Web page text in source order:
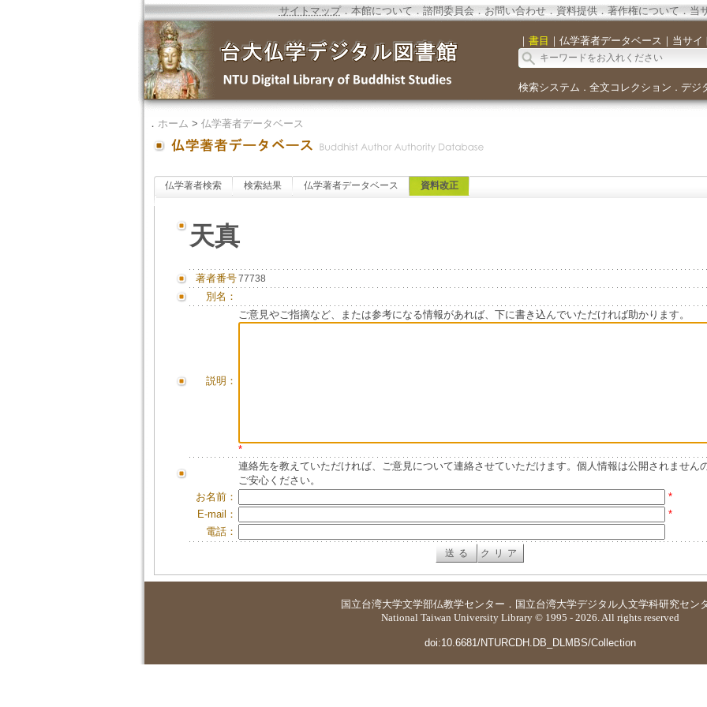
サイトマップ．本館について．諮問委員会． お問い合わせ． 資料提供．著作権について．当
｜ 書目 ｜ 仏学著者データベース ｜ 当サイ
検索システム ． 全文コレクション ． デジ
． ホーム > 仏学著者データベース
仏学著者検索 検索結果 仏学著者データベース 資料改正
天真
著者番号77738
別名：
説明：
ご意見やご指摘など、または参考になる情報があれば、下に書き込んでいただければ助かります。
*
連絡先を教えていただければ、ご意見について連絡させていただけます。個人情報は公開されません
ご安心ください。
お名前：
*
E-mail：
*
電話：
国立台湾大学文学部仏教学センター ． 国立台湾大学デジタル人文学科研究セン
National Taiwan University Library © 1995 - 2026. All rights reserved
doi:10.6681/NTURCDH.DB_DLMBS/Collection